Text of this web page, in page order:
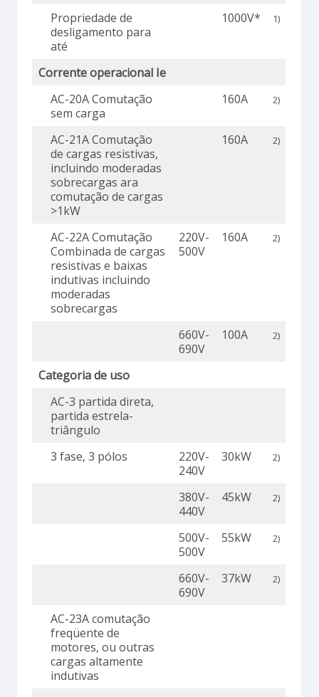
Propriedade de
desligamento para
até
1000V* 1)
Corrente operacional Ie
AC-20A Comutação
sem carga
160A 2)
AC-21A Comutação
de cargas resistivas,
incluindo moderadas
sobrecargas ara
comutação de cargas
>1kW
160A 2)
AC-22A Comutação
Combinada de cargas
resistivas e baixas
indutivas incluindo
moderadas
sobrecargas
220V-
500V
160A 2)
660V-
690V
100A 2)
Categoria de uso
AC-3 partida direta,
partida estrela-
triângulo
3 fase, 3 pólos
220V-
240V
30kW 2)
380V-
440V
45kW 2)
500V-
500V
55kW 2)
660V-
690V
37kW 2)
AC-23A comutação
freqüente de
motores, ou outras
cargas altamente
indutivas